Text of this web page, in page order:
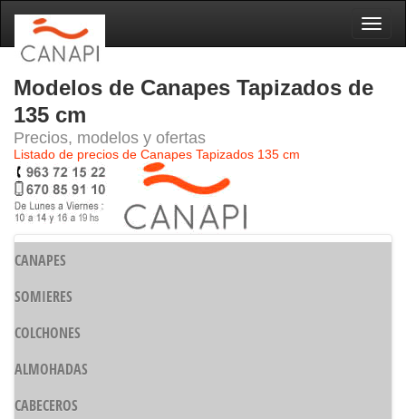
Modelos de Canapes Tapizados de
135 cm
Precios, modelos y ofertas
Listado de precios de Canapes Tapizados 135 cm
CANAPES
SOMIERES
COLCHONES
ALMOHADAS
CABECEROS